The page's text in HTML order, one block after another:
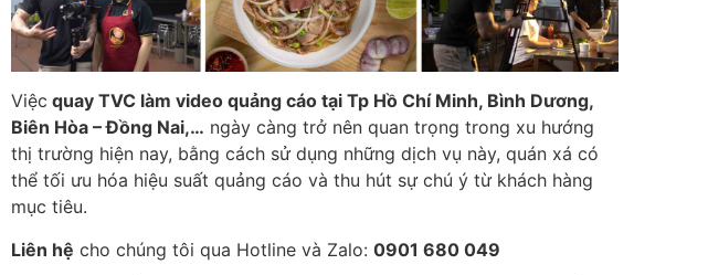
Việc quay TVC làm video quảng cáo tại Tp Hồ Chí Minh, Bình Dương,
Biên Hòa – Đồng Nai,… ngày càng trở nên quan trọng trong xu hướng
thị trường hiện nay, bằng cách sử dụng những dịch vụ này, quán xá có
thể tối ưu hóa hiệu suất quảng cáo và thu hút sự chú ý từ khách hàng
mục tiêu.
Liên hệ cho chúng tôi qua Hotline và Zalo: 0901 680 049